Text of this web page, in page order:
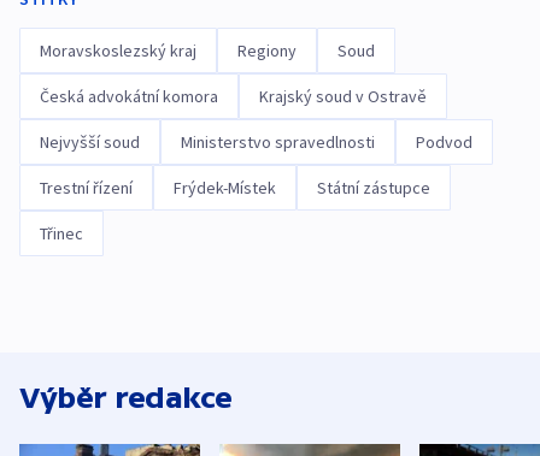
Moravskoslezský kraj Regiony Soud
Česká advokátní komora Krajský soud v Ostravě
Nejvyšší soud Ministerstvo spravedlnosti Podvod
Trestní řízení Frýdek-Místek Státní zástupce
Třinec
Výběr redakce